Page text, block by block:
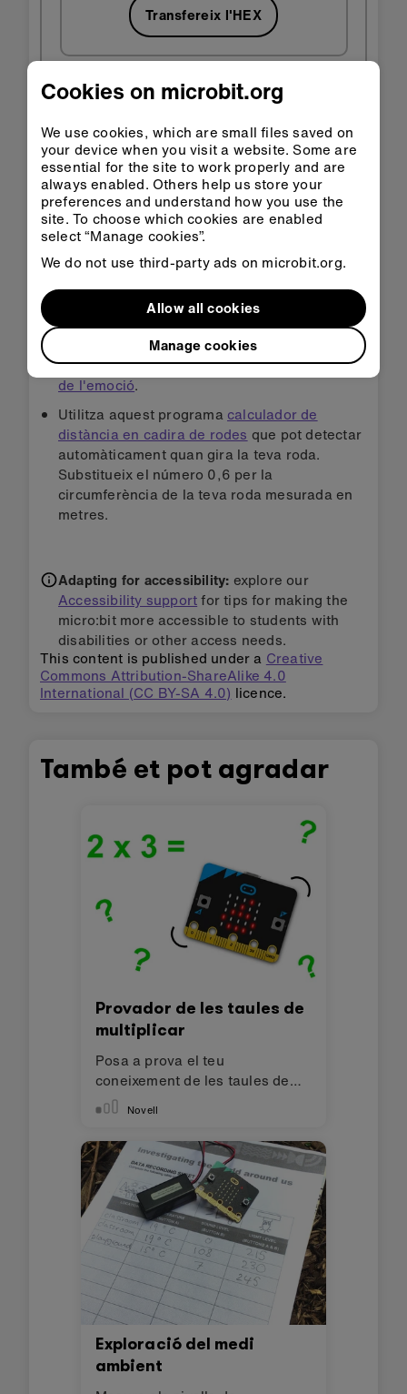
Transfereix l'HEX
Pas 3: Millora-ho
Calcula la teva longitud mitjana de pas en
metres i utilitza-la per substituir el número
0,6 del programa.
Calcula les àrees de rectangles, com ara
parts d'un pati d'escola, mesurant cada
costat i multiplicant les seves distàncies.
Afegeix cartolina per fer que els botons siguin
més fàcils de prémer, tal com es veu a la
secció Millora-ho delProjecte de la insígnia
de l'emoció.
Utilitza aquest programa calculador de
distància en cadira de rodes que pot detectar
automàticament quan gira la teva roda.
Substitueix el número 0,6 per la
circumferència de la teva roda mesurada en
metres.
Adapting for accessibility: explore our
Accessibility supportfor tips for making the
micro:bit more accessible to students with
disabilities or other access needs.
This content is published under a Creative
Commons Attribution-ShareAlike 4.0
International (CC BY-SA 4.0) licence.
També et pot agradar
Provador de les taules de
multiplicar
Posa a prova el teu
coneixement de les taules de
multiplicar amb aquest projecte.
Novell
Exploració del medi
ambient
Cookies on microbit.org
We use cookies, which are small files saved on
your device when you visit a website. Some are
essential for the site to work properly and are
always enabled. Others help us store your
preferences and understand how you use the
site. To choose which cookies are enabled
select “Manage cookies”.
We do not use third-party ads on microbit.org.
Manage cookies
Allow all cookies